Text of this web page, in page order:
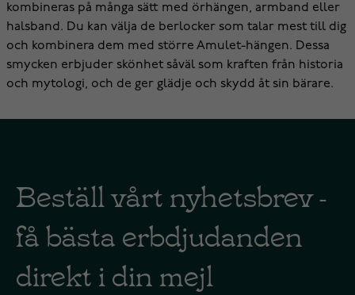
kombineras på många sätt med örhängen, armband eller
halsband. Du kan välja de berlocker som talar mest till dig
och kombinera dem med större Amulet-hängen. Dessa
smycken erbjuder skönhet såväl som kraften från historia
och mytologi, och de ger glädje och skydd åt sin bärare.
Beställ vårt nyhetsbrev -
få bästa erbdjudanden
direkt i din mejl